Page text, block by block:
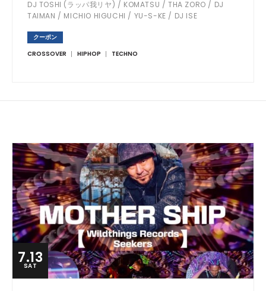
DJ TOSHI (ラッパ我リヤ) / KOMATSU / THA ZORO / DJ
TAIMAN / MICHIO HIGUCHI / YU-S-KE / DJ ISE
クーポン
CROSSOVER
HIPHOP TECHNO
7.13
SAT